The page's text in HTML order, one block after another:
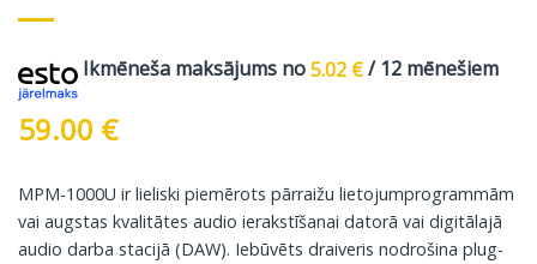
Ikmēneša maksājums no5.02 €/ 12 mēnešiem
59.00 €
MPM-1000U ir lieliski piemērots pārraižu lietojumprogrammām
vai augstas kvalitātes audio ierakstīšanai datorā vai digitālajā
audio darba stacijā (DAW). Iebūvēts draiveris nodrošina plug-